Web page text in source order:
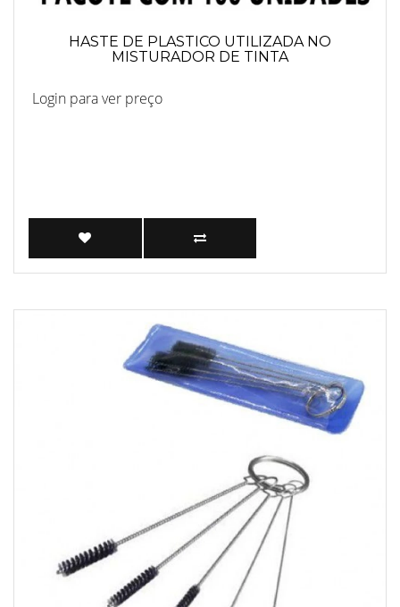
HASTE DE PLASTICO UTILIZADA NO
MISTURADOR DE TINTA
Login para ver preço